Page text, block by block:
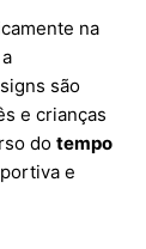
na
são
e crianças
do tempo
e